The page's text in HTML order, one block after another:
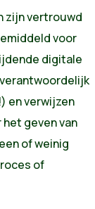
zijn vertrouwd
voor
digitale
en verwijzen
het geven van
of weinig
of